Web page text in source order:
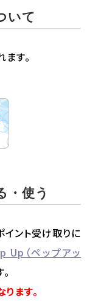
いて
す。
・使う
イント受け取りに
Up（ペップアッ
ます。